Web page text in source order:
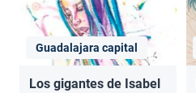
Guadalajara capital
Los gigantes de Isabel